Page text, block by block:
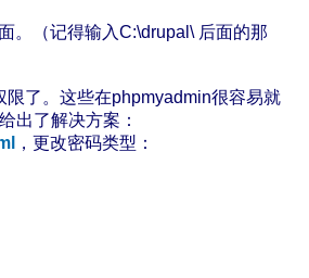
。（记得输入C:\drupal\ 后面的那
了。这些在phpmyadmin很容易就
出了解决方案：
，更改密码类型：